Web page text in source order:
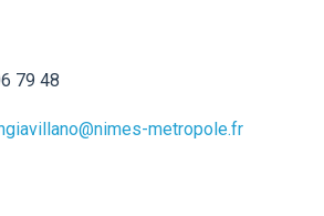
79 48
metropole.fr